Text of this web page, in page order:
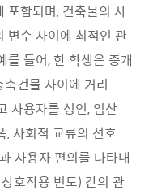
포함되며, 건축물의 사
변수 사이에 최적인 관
를 들어, 한 학생은 증개
건물 사이에 거리
사용자를 성인, 임산
, 사회적 교류의 선호
사용자 편의를 나타내
호작용 빈도) 간의 관